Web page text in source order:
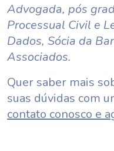
Advogada, pós
Processual Civil e
Dados, Sócia da
Associados.
Quer saber mais
suas dúvidas com
contato conosco e